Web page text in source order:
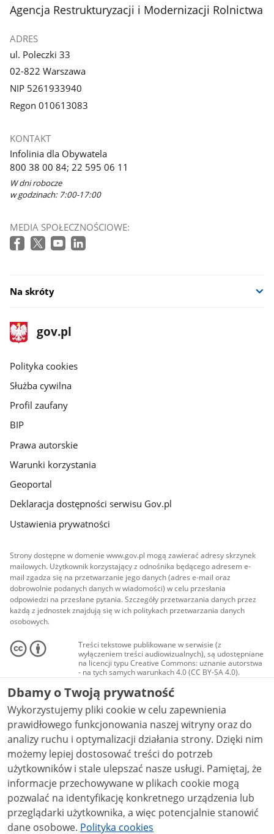
stopka
Agencja Restrukturyzacji i Modernizacji Rolnictwa
ADRES
ul. Poleczki 33
02-822 Warszawa
NIP 5261933940
Regon 010613083
KONTAKT
Infolinia dla Obywatela
800 38 00 84; 22 595 06 11
W dni robocze
w godzinach: 7:00-17:00
MEDIA SPOŁECZNOŚCIOWE:
Na skróty
stopka
gov.pl
Strona
gov.pl
gov.pl
Polityka cookies
Służba cywilna
Profil zaufany
BIP
Prawa autorskie
Warunki korzystania
Geoportal
Deklaracja dostępności serwisu Gov.pl
Ustawienia prywatności
Strony dostępne w domenie www.gov.pl mogą zawierać adresy skrzynek
mailowych. Użytkownik korzystający z odnośnika będącego adresem e-
mail zgadza się na przetwarzanie jego danych (adres e-mail oraz
dobrowolnie podanych danych w wiadomości) w celu przesłania
odpowiedzi na przesłane pytania. Szczegóły przetwarzania danych przez
każdą z jednostek znajdują się w ich politykach przetwarzania danych
osobowych.
Treści tekstowe publikowane w serwisie (z
wyłączeniem treści audiowizualnych), są udostępniane
na licencji typu Creative Commons: uznanie autorstwa
- na tych samych warunkach 4.0 (CC BY-SA 4.0).
Materiały audiowizualne, w tym zdjęcia, materiały
audio i wideo, są udostępniane na licencji typu
Creative Commons: uznanie autorstwa użycie
niekomercyjne - bez utworów zależnych 4.0 (CC BY-
NC-ND 4.0), o ile nie jest to stwierdzone inaczej.
Dbamy o Twoją prywatność
Wykorzystujemy pliki cookie w celu zapewnienia
prawidłowego funkcjonowania naszej witryny oraz do
analizy ruchu i optymalizacji działania strony. Dzięki nim
możemy lepiej dostosować treści do potrzeb
użytkowników i stale ulepszać nasze usługi. Pamiętaj, że
informacje przechowywane w plikach cookie mogą
pozwalać na identyfikację konkretnego urządzenia lub
przeglądarki użytkownika, a więc potencjalnie stanowić
dane osobowe. Polityka cookies